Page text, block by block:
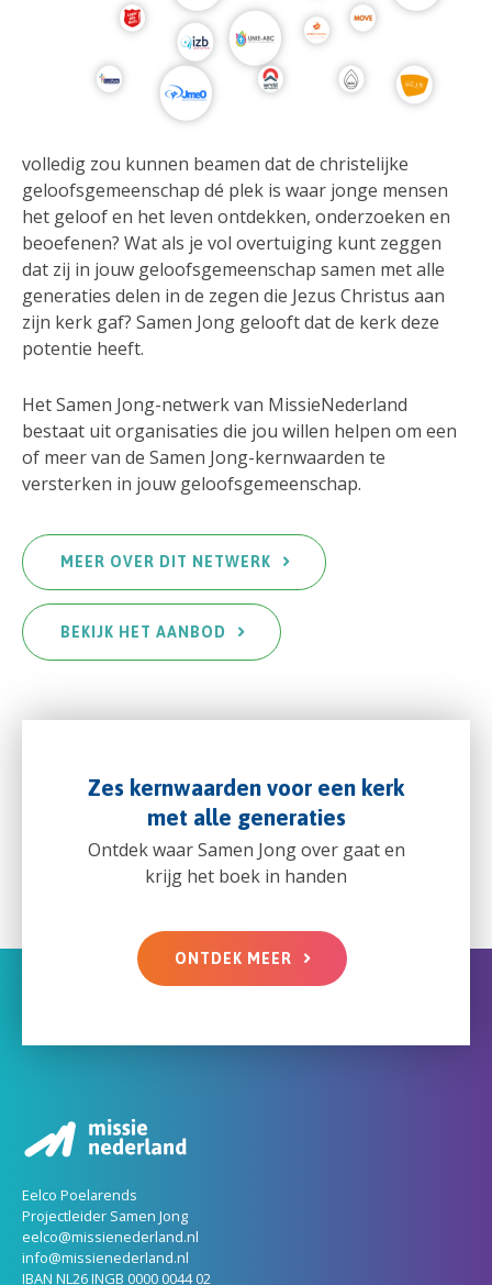
volledig zou kunnen beamen dat de christelijke
geloofsgemeenschap dé plek is waar jonge mensen
het geloof en het leven ontdekken, onderzoeken en
beoefenen? Wat als je vol overtuiging kunt zeggen
dat zij in jouw geloofsgemeenschap samen met alle
generaties delen in de zegen die Jezus Christus aan
zijn kerk gaf? Samen Jong gelooft dat de kerk deze
potentie heeft.
Het Samen Jong-netwerk van MissieNederland
bestaat uit organisaties die jou willen helpen om een
of meer van de Samen Jong-kernwaarden te
versterken in jouw geloofsgemeenschap.
MEER OVER DIT NETWERK
BEKIJK HET AANBOD
Zes kernwaarden voor een kerk
met alle generaties
Ontdek waar Samen Jong over gaat en
krijg het boek in handen
ONTDEK MEER
Eelco Poelarends
Projectleider Samen Jong
eelco@missienederland.nl
info@missienederland.nl
IBAN NL26 INGB 0000 0044 02